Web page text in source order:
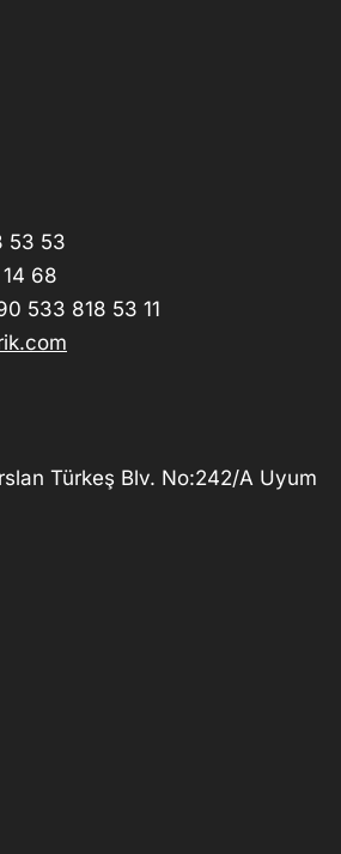
53 53
68
533 818 53 11
Türkeş Blv. No:242/A Uyum